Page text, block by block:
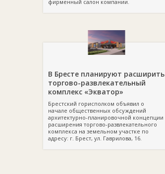
фирменный салон компании.
В Бресте планируют расширить
торгово-развлекательный
комплекс «Экватор»
Брестский горисполком объявил о
начале общественных обсуждений
архитектурно-планировочной концепции
расширения торгово-развлекательного
комплекса на земельном участке по
адресу: г. Брест, ул. Гаврилова, 16.